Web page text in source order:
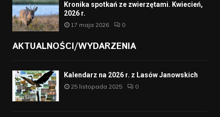
Kronika spotkań ze zwierzętami. Kwiecień,
2026 r.
17 maja 2026 0
AKTUALNOŚCI/WYDARZENIA
Kalendarz na 2026 r. z Lasów Janowskich
25 listopada 2025 0